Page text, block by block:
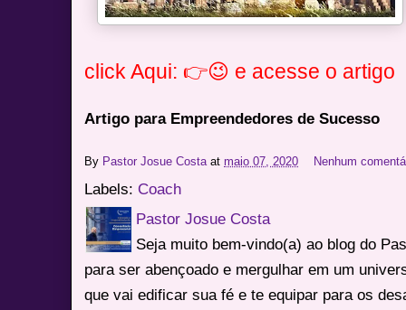
click Aqui: 👉😉 e acesse o artigo
Artigo para Empreendedores de Sucesso
By Pastor Josue Costa atmaio 07, 2020 Nenhum
Labels: Coach
Pastor Josue Costa
Seja muito bem-vindo(a) ao blog do
para ser abençoado e mergulhar em um
que vai edificar sua fé e te equipar para os